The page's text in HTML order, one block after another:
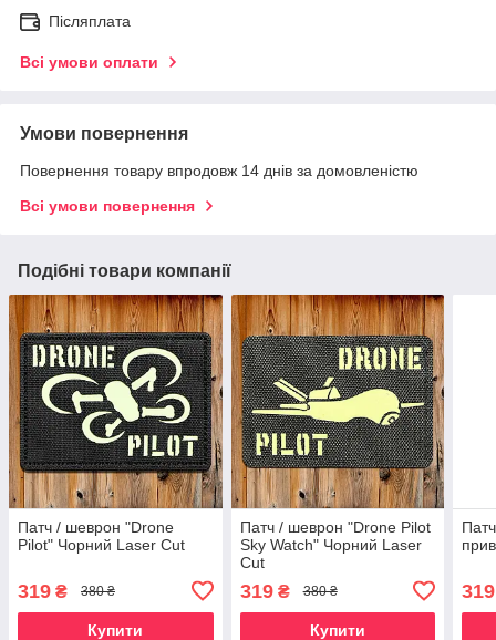
Післяплата
Всі умови оплати
Умови повернення
Повернення товару впродовж 14 днів за домовленістю
Всі умови повернення
Подібні товари компанії
Патч / шеврон "Drone
Pilot" Чорний Laser Cut
319 ₴ 380 ₴
Купити
Патч / шеврон "Drone Pilot
Sky Watch" Чорний Laser
Cut
319₴ 380 ₴
Купити
319